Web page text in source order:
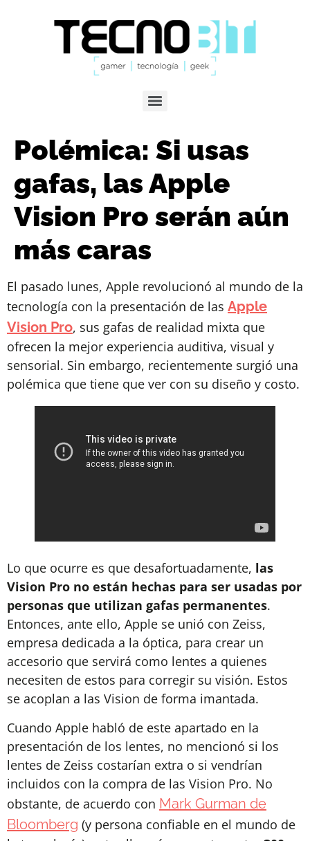
Polémica: Si usas
gafas, las Apple
Vision Pro serán aún
más caras
El pasado lunes, Apple revolucionó al mundo de la
tecnología con la presentación de las Apple
Vision Pro, sus gafas de realidad mixta que
ofrecen la mejor experiencia auditiva, visual y
sensorial. Sin embargo, recientemente surgió una
polémica que tiene que ver con su diseño y costo.
Lo que ocurre es que desafortuadamente, las
Vision Pro no están hechas para ser usadas por
personas que utilizan gafas permanentes.
Entonces, ante ello, Apple se unió con Zeiss,
empresa dedicada a la óptica, para crear un
accesorio que servirá como lentes a quienes
necesiten de estos para corregir su visión. Estos
se acoplan a las Vision de forma imantada.
Cuando Apple habló de este apartado en la
presentación de los lentes, no mencionó si los
lentes de Zeiss costarían extra o si vendrían
incluidos con la compra de las Vision Pro. No
obstante, de acuerdo con Mark Gurman de
Bloomberg (y persona confiable en el mundo de